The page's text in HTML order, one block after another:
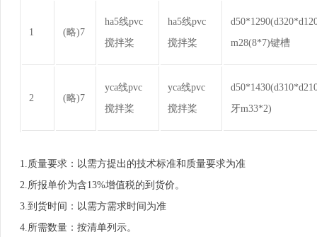
1 (略)7
ha5线pvc
搅拌桨
ha5线pvc
搅拌桨
m28(8*7)键槽
2 (略)7
yca线pvc
搅拌桨
yca线pvc
搅拌桨
牙m33*2)
1.质量要求：以需方提出的技术标准和质量要求为准
2.所报单价为含13%增值税的到货价。
3.到货时间：以需方需求时间为准
4.所需数量：按清单列示。